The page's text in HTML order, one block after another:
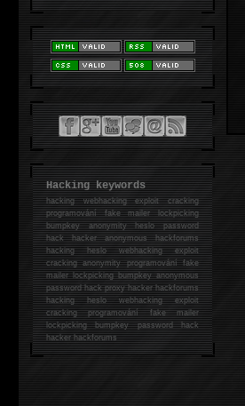
Hacking keywords
hackingwebhacking exploit cracking
programování fake mailer lockpicking
bumpkey anonymity heslo password
hackhacker anonymous hackforums
hackingheslo webhacking exploit
cracking anonymity programování fake
mailer lockpicking bumpkey anonymous
password hack proxy hacker hackforums
hacking heslo webhacking exploit
cracking programování fake mailer
lockpicking bumpkey password hack
hackerhackforums